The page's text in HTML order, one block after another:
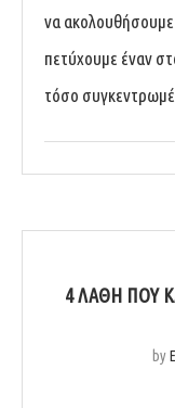
να
πετύχουμε έναν
τόσο
4 ΛΆΘΗ ΠΟΥ
by